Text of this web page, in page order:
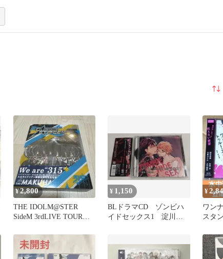
並
¥2,800
THE IDOLM@STER
SideM 3rdLIVE TOUR
¥ 1,150
BLドラマCD ゾンビハ
イドセックス1 淀川ゆ
¥
ワン
スタ